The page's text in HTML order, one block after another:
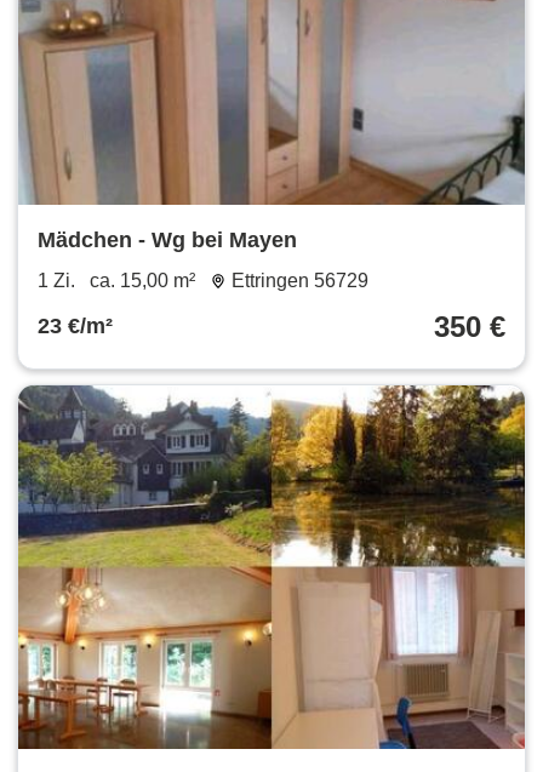
Mädchen - Wg bei Mayen
1 Zi. ca. 15,00 m² Ettringen 56729
23 €/m² 350 €